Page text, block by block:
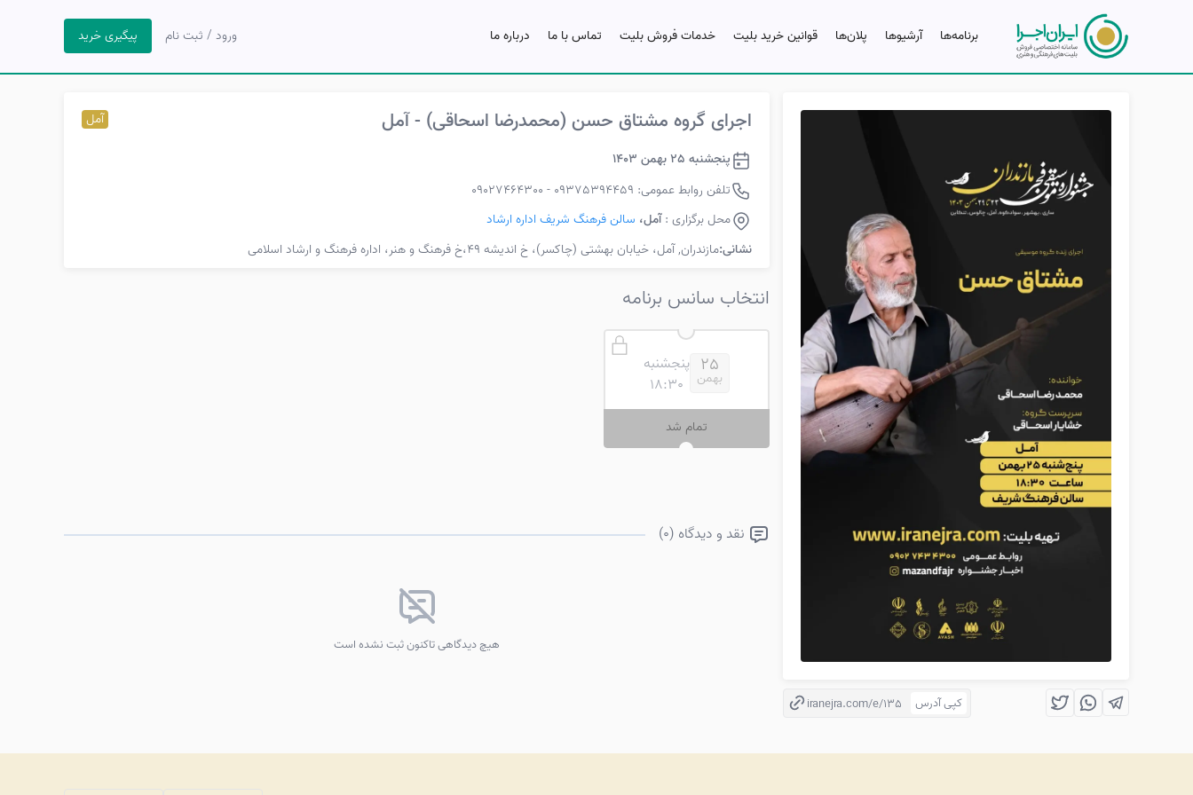
برنامه‌ها آرشیو‌ها پلان‌ها قوانین خرید بلیت خدمات فروش بلیت تماس با ما درباره ما ورود / ثبت نام پیگیری خرید
iranejra.com/e/135 کپی آدرس
اجرای گروه مشتاق حسن (محمدرضا اسحاقی) - آمل
آمل
پنجشنبه 25 بهمن 1403
تلفن روابط عمومی: 09375394459 - 09027464300
محل برگزاری :آمل، سالن فرهنگ شریف اداره ارشاد
نشانی:مازندران, آمل، خیابان بهشتی (چاکسر)، خ اندیشه 49،خ فرهنگ و هنر، اداره فرهنگ و ارشاد اسلامی
انتخاب سانس برنامه
25
بهمن
پنجشنبه
18:30
تمام شد
نقد و دیدگاه (0)
هیچ دیدگاهی تاکنون ثبت نشده است